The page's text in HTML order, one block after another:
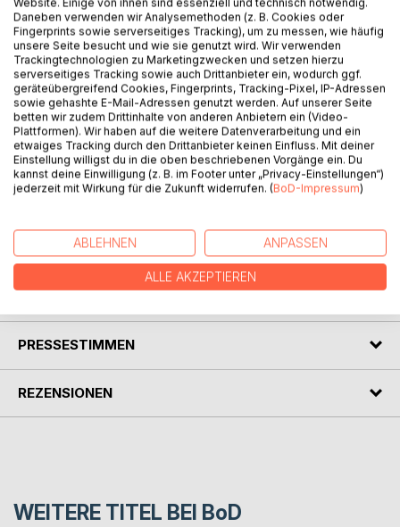
BESCHREIBUNG
Dieses Mal müssen die Taunus-Ermittler in eigener Sache
tätig werden, denn Verena verschwindet auf dem Heimweg
von der Arbeit spurlos. Während Stefan völlig panisch
reagiert und anfangs sogar glaubt, seine Verlobte könnte
ihn verlassen haben, ist Peter schon bald klar, was wirklich
hinter dem Verschwinden seiner Nichte steckt.
Jürgen Josts Krimireihe mit unverwechselbaren Typen und
viel Lokalkolorit.
PRESSESTIMMEN
REZENSIONEN
WEITERE TITEL BEI BoD
Website. Einige von ihnen sind essenziell und technisch notwendig.
Daneben verwenden wir Analysemethoden (z. B. Cookies oder
Fingerprints sowie serverseitiges Tracking), um zu messen, wie häufig
unsere Seite besucht und wie sie genutzt wird. Wir verwenden
Trackingtechnologien zu Marketingzwecken und setzen hierzu
serverseitiges Tracking sowie auch Drittanbieter ein, wodurch ggf.
geräteübergreifend Cookies, Fingerprints, Tracking-Pixel, IP-Adressen
sowie gehashte E-Mail-Adressen genutzt werden. Auf unserer Seite
betten wir zudem Drittinhalte von anderen Anbietern ein (Video-
Plattformen). Wir haben auf die weitere Datenverarbeitung und ein
etwaiges Tracking durch den Drittanbieter keinen Einfluss. Mit deiner
Einstellung willigst du in die oben beschriebenen Vorgänge ein. Du
kannst deine Einwilligung (z. B. im Footer unter „Privacy-Einstellungen“)
jederzeit mit Wirkung für die Zukunft widerrufen. (BoD-Impressum)
ABLEHNEN ANPASSEN
ALLE AKZEPTIEREN